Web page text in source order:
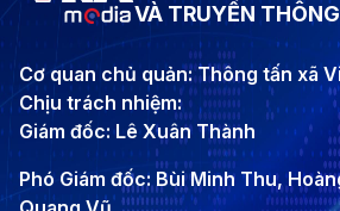
VÀ TRUYỀN THÔNG
Cơ quan chủ quản: Thông tấn xã
Chịu trách nhiệm:
Giám đốc: Lê Xuân Thành
Phó Giám đốc: Bùi Minh Thu,